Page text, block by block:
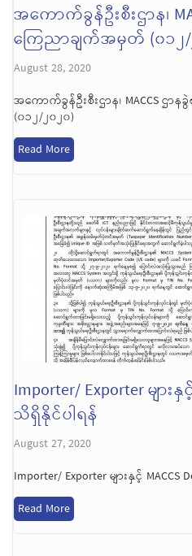
အကောက်ခွန်ဦးစီးဌာန၊
ကြေညာချက်အမှတ် (၀၁၂/
August 28, 2020
အကောက်ခွန်ဦးစီးဌာန၊ MACCS ဌ
(၀၁၂/၂၀၂၀)
Read More
Importer/ Exporter များနှ
သိရှိနိုင်ပါရန်
August 27, 2020
Importer/ Exporter များနှင့် MACCS
Read More